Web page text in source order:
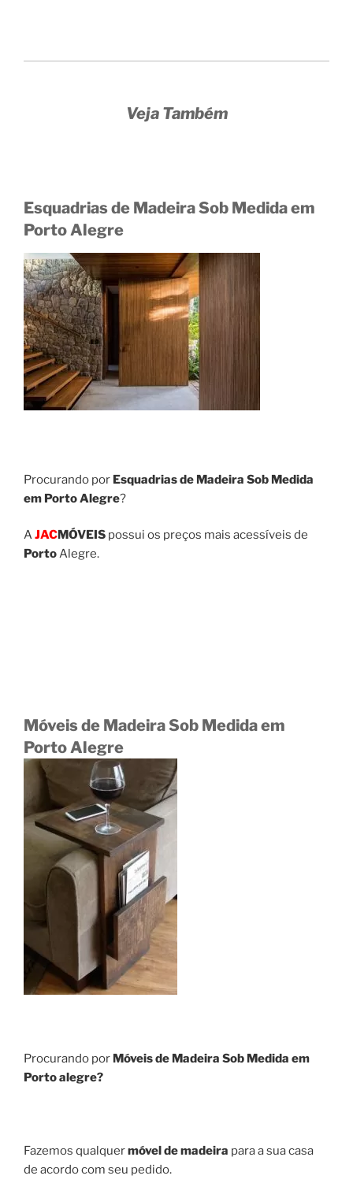
Veja Também
Esquadrias de Madeira Sob Medida em
Porto Alegre
Procurando por Esquadrias de Madeira Sob Medida
em Porto Alegre?
AJACMÓVEIS possui os preços mais acessíveis de
PortoAlegre.
Móveis de Madeira Sob Medida em
Porto Alegre
Procurando por Móveis de Madeira Sob Medida em
Porto alegre?
Fazemos qualquermóvel de madeira para a sua casa
de acordo com seu pedido.